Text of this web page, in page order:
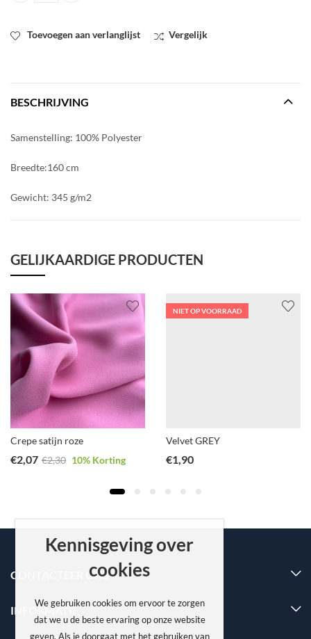
Toevoegen aan verlanglijst Vergelijk
BESCHRIJVING
Samenstelling: 100% Polyester
Breedte:160 cm
Gewicht: 345 g/m2
GELIJKAARDIGE PRODUCTEN
Crepe satijn roze
€2,07 €2,30 10% Korting
NIET OP VOORRAAD
Velvet GREY
€1,90
CONTACTEER ONS
INFORMATIE
Kennisgeving over
cookies
We gebruiken cookies om ervoor te zorgen
dat we u de beste ervaring op onze website
geven. Als je doorgaat met het gebruiken van